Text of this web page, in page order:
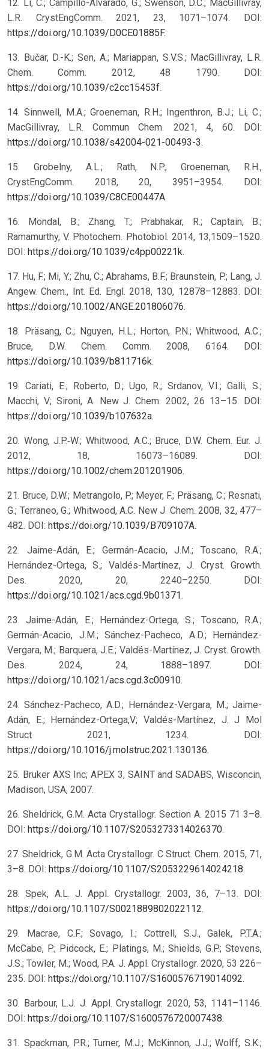
12. Li, C.; Campillo-Alvarado, G.; Swenson, D.C.; MacGillivray,
L.R. CrystEngComm. 2021, 23, 1071–1074. DOI:
https://doi.org/10.1039/D0CE01885F.
13. Bučar, D.-K.; Sen, A.; Mariappan, S.V.S.; MacGillivray, L.R.
Chem. Comm. 2012, 48 1790. DOI:
https://doi.org/10.1039/c2cc15453f.
14. Sinnwell, M.A.; Groeneman, R.H.; Ingenthron, B.J.; Li, C.;
MacGillivray, L.R. Commun Chem. 2021, 4, 60. DOI:
https://doi.org/10.1038/s42004-021-00493-3.
15. Grobelny, A.L.; Rath, N.P.; Groeneman, R.H.,
CrystEngComm. 2018, 20, 3951–3954. DOI:
https://doi.org/10.1039/C8CE00447A.
16. Mondal, B.; Zhang, T.; Prabhakar, R.; Captain, B.;
Ramamurthy, V. Photochem. Photobiol. 2014, 13,1509–1520.
DOI: https://doi.org/10.1039/c4pp00221k.
17. Hu, F.; Mi, Y.; Zhu, C.; Abrahams, B.F.; Braunstein, P.; Lang, J.
Angew. Chem., Int. Ed. Engl. 2018, 130, 12878–12883. DOI:
https://doi.org/10.1002/ANGE.201806076.
18. Präsang, C.; Nguyen, H.L.; Horton, P.N.; Whitwood, A.C.;
Bruce, D.W. Chem. Comm. 2008, 6164. DOI:
https://doi.org/10.1039/b811716k.
19. Cariati, E.; Roberto, D.; Ugo, R.; Srdanov, V.I.; Galli, S.;
Macchi, V; Sironi, A. New J. Chem. 2002, 26 13–15. DOI:
https://doi.org/10.1039/b107632a.
20. Wong, J.P.‐W.; Whitwood, A.C.; Bruce, D.W. Chem. Eur. J.
2012, 18, 16073–16089. DOI:
https://doi.org/10.1002/chem.201201906.
21. Bruce, D.W.; Metrangolo, P.; Meyer, F.; Präsang, C.; Resnati,
G.; Terraneo, G.; Whitwood, A.C. New J. Chem. 2008, 32, 477–
482. DOI: https://doi.org/10.1039/B709107A.
22. Jaime-Adán, E.; Germán-Acacio, J.M.; Toscano, R.A.;
Hernández-Ortega, S.; Valdés-Martínez, J. Cryst. Growth.
Des. 2020, 20, 2240–2250. DOI:
https://doi.org/10.1021/acs.cgd.9b01371.
23. Jaime-Adán, E.; Hernández-Ortega, S.; Toscano, R.A.;
Germán-Acacio, J.M.; Sánchez-Pacheco, A.D.; Hernández-
Vergara, M.; Barquera, J.E.; Valdés-Martínez, J. Cryst. Growth.
Des. 2024, 24, 1888–1897. DOI:
https://doi.org/10.1021/acs.cgd.3c00910.
24. Sánchez-Pacheco, A.D.; Hernández-Vergara, M.; Jaime-
Adán, E.; Hernández-Ortega,V; Valdés-Martínez, J. J Mol
Struct 2021, 1234. DOI:
https://doi.org/10.1016/j.molstruc.2021.130136.
25. Bruker AXS Inc; APEX 3, SAINT and SADABS, Wisconcin,
Madison, USA, 2007.
26. Sheldrick, G.M. Acta Crystallogr. Section A. 2015 71 3–8.
DOI: https://doi.org/10.1107/S2053273314026370.
27. Sheldrick, G.M. Acta Crystallogr. C Struct. Chem. 2015, 71,
3–8. DOI: https://doi.org/10.1107/S2053229614024218.
28. Spek, A.L. J. Appl. Crystallogr. 2003, 36, 7–13. DOI:
https://doi.org/10.1107/S0021889802022112.
29. Macrae, C.F.; Sovago, I.; Cottrell, S.J., Galek, P.T.A.;
McCabe, P.; Pidcock, E.; Platings, M.; Shields, G.P.; Stevens,
J.S.; Towler, M.; Wood, P.A. J. Appl. Crystallogr. 2020, 53 226–
235. DOI: https://doi.org/10.1107/S1600576719014092.
30. Barbour, L.J. J. Appl. Crystallogr. 2020, 53, 1141–1146.
DOI: https://doi.org/10.1107/S1600576720007438.
31. Spackman, P.R.; Turner, M.J.; McKinnon, J.J.; Wolff, S.K.;